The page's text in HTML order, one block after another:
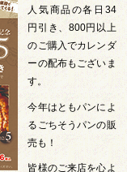
人気商品の各日34
円引き、800円以上
のご購入でカレンダ
ーの配布もございま
す。
今年はともパンによ
るごちそうパンの販
売も！
皆様のご来店を心よ